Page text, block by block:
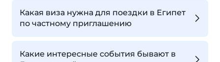
Какая виза нужна для поездки в Египет
по частному приглашению
Какие интересные события бывают в